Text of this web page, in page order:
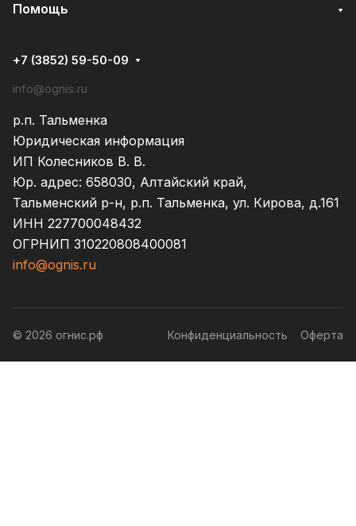
Помощь
+7 (3852) 59-50-09
info@ognis.ru
р.п. Тальменка
Юридическая информация
ИП Колесников В. В.
Юр. адрес: 658030, Алтайский край,
Тальменский р-н, р.п. Тальменка, ул. Кирова, д.161
ИНН 227700048432
ОГРНИП 310220808400081
info@ognis.ru
© 2026 огнис.рф Конфиденциальность Оферта